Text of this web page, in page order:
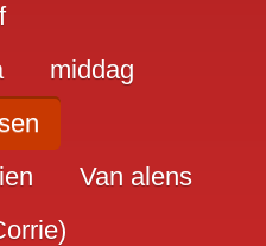
middag
Van alens